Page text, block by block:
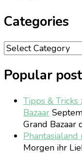
navigation
Categories
Categories
Popular
Tipps & Tricks
Bazaar
Grand Bazaar
Morgen ihr